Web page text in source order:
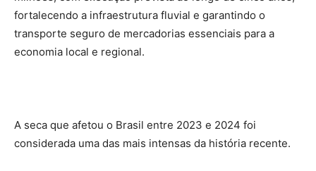
fortalecendo a infraestrutura fluvial e garantindo o
transporte seguro de mercadorias essenciais para a
economia local e regional.
A seca que afetou o Brasil entre 2023 e 2024 foi
considerada uma das mais intensas da história recente.